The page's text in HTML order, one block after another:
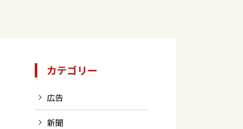
カテゴリー
広告
新聞